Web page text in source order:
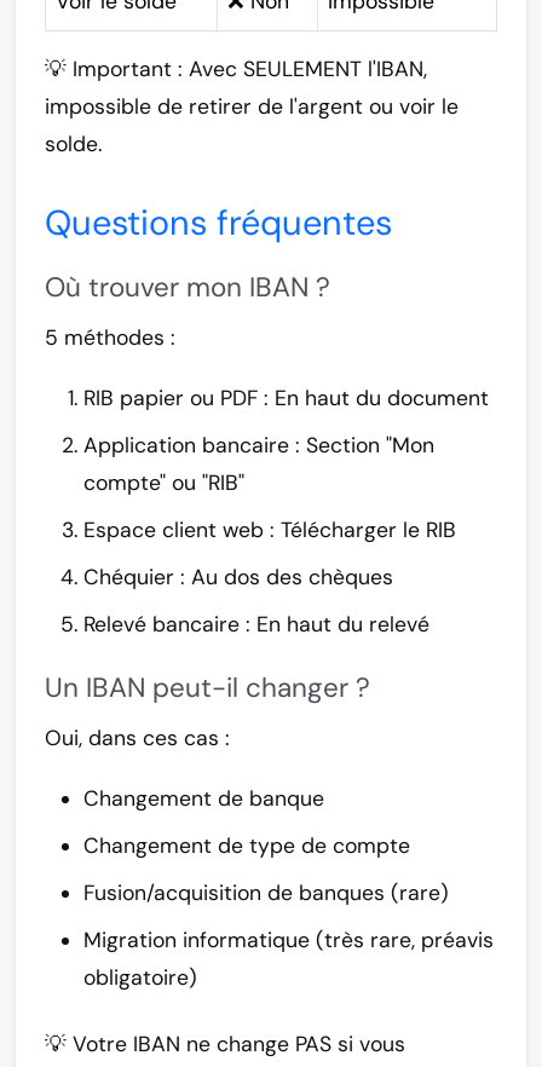
💡 Important : Avec SEULEMENT l'IBAN,
impossible de retirer de l'argent ou voir le
solde.
Questions fréquentes
Où trouver mon IBAN ?
5 méthodes :
RIB papier ou PDF : En haut du document
Application bancaire : Section "Mon
compte" ou "RIB"
Espace client web : Télécharger le RIB
Chéquier : Au dos des chèques
Relevé bancaire : En haut du relevé
Un IBAN peut-il changer ?
Oui, dans ces cas :
Changement de banque
Changement de type de compte
Fusion/acquisition de banques (rare)
Migration informatique (très rare, préavis
obligatoire)
💡 Votre IBAN ne change PAS si vous